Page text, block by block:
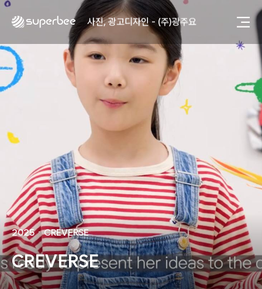
사진, 광고디자인 - (주)광주요
웹사이트 - (주)세스코
제품디자인 - 삼성전자㈜
동영상, CI - 카피어랜드㈜
동영상, 홈페이지 - (주)분독
동영상, 카탈로그 - 피자마루
웹사이트 - 백조씽크
사진, 광고디자인 - 중외제약
패키지, 디자인 - 고려은단
동영상 - (주)듀오백
동영상 - ㈜고피자
동영상 - 모모스커피㈜
동영상 - 삼양홀딩스
동영상 - 킷캣
사진, 광고디자인 - (주)화요
사진, 광고디자인 - (주)광주요
웹사이트 - (주)세스코
제품디자인 - 삼성전자㈜
동영상, CI - 카피어랜드㈜
동영상, 홈페이지 - (주)분독
2025ㆍCREVERSE
CREVERSE